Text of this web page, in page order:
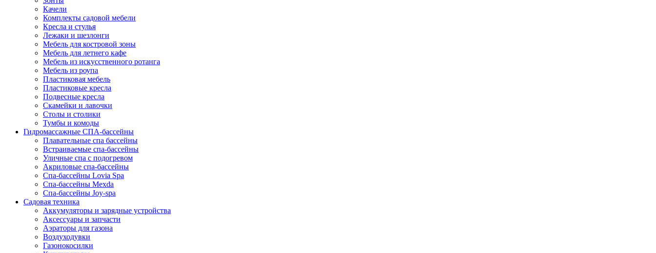
Качели
Комплекты садовой мебели
Кресла и стулья
Лежаки и шезлонги
Мебель для костровой зоны
Мебель для летнего кафе
Мебель из искусственного ротанга
Мебель из роупа
Пластиковая мебель
Пластиковые кресла
Подвесные кресла
Скамейки и лавочки
Столы и столики
Тумбы и комоды
Гидромассажные СПА-бассейны
Плавательные спа бассейны
Встраиваемые спа-бассейны
Уличные спа с подогревом
Акриловые спа-бассейны
Спа-бассейны Lovia Spa
Спа-бассейны Mexda
Спа-бассейны Joy-spa
Садовая техника
Аккумуляторы и зарядные устройства
Аксессуары и запчасти
Аэраторы для газона
Воздуходувки
Газонокосилки